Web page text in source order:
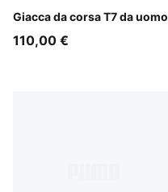
Giacca da corsa T7 da uomo
Persian Blue
110,00 €